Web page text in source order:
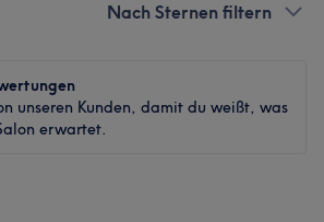
Nach Sternen filtern
unseren Kunden, damit du weißt, was
erwartet.